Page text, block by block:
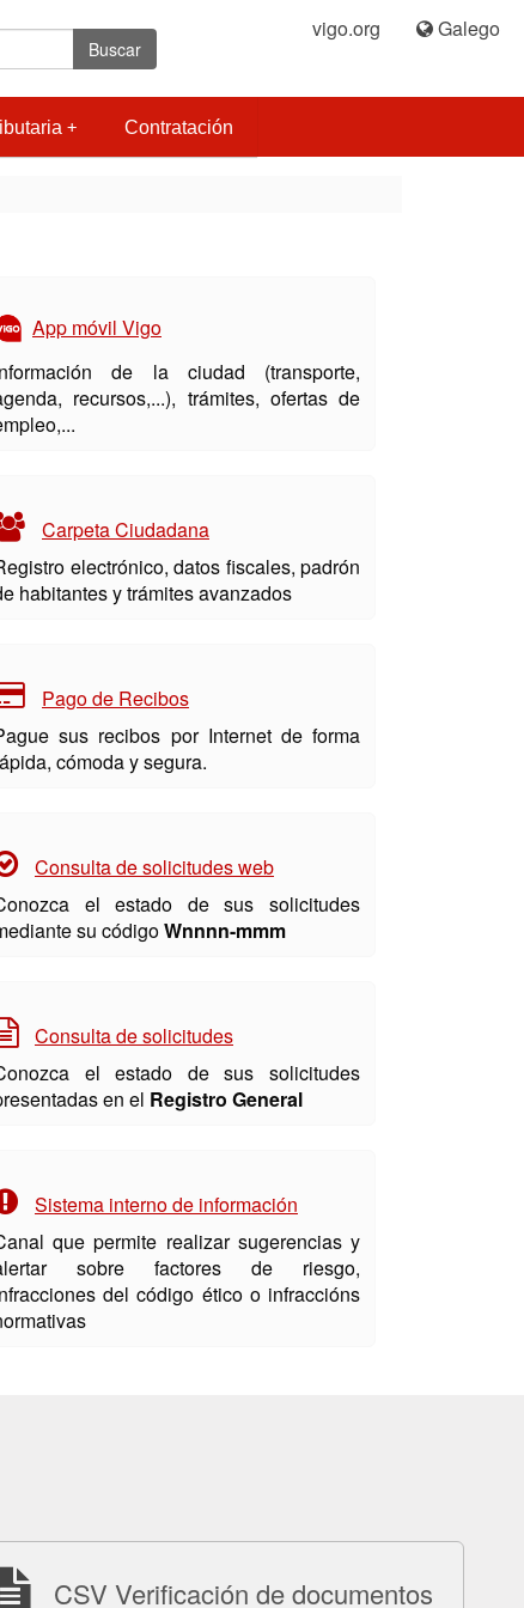
Buscar
vigo.org Galego
Contratación
App móvil Vigo
de la ciudad (transporte,
recursos,...), trámites, ofertas de
Carpeta Ciudadana
electrónico, datos fiscales, padrón
habitantes y trámites avanzados
Pago de Recibos
sus recibos por Internet de forma
cómoda y segura.
Consulta de solicitudes web
el estado de sus solicitudes
su códigoWnnnn-mmm
Consulta de solicitudes
el estado de sus solicitudes
en el Registro General
Sistema interno de información
que permite realizar sugerencias y
sobre factores de riesgo,
del código ético o infraccións
CSV Verificación de documentos